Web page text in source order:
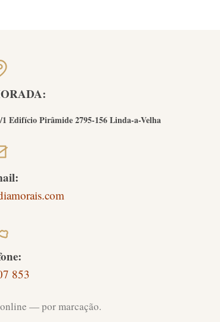
Edifício Pirâmide 2795-156 Linda-a-Velha
853
— por marcação.